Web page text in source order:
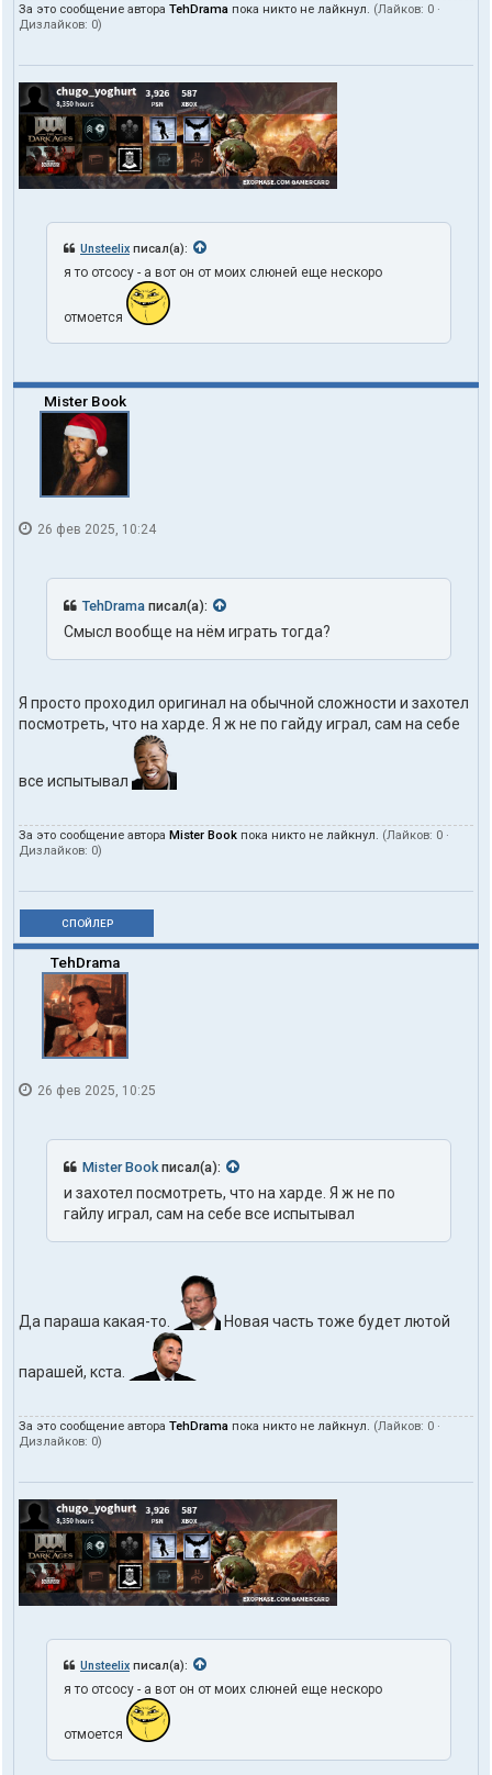
За это сообщение автора TehDrama пока никто не лайкнул. (Лайков: 0 ·
Дизлайков: 0)
Unsteelix писал(а):
я то отсосу - а вот он от моих слюней еще нескоро
отмоется
Mister Book
26 фев 2025, 10:24
TehDrama писал(а):
Смысл вообще на нём играть тогда?
Я просто проходил оригинал на обычной сложности и захотел
посмотреть, что на харде. Я ж не по гайду играл, сам на себе
все испытывал
За это сообщение автора Mister Book пока никто не лайкнул. (Лайков: 0 ·
Дизлайков: 0)
СПОЙЛЕР
TehDrama
26 фев 2025, 10:25
Mister Bookписал(а):
и захотел посмотреть, что на харде. Я ж не по
гайлу играл, сам на себе все испытывал
Да параша какая-то. Новая часть тоже будет лютой
парашей, кста.
За это сообщение автора TehDrama пока никто не лайкнул. (Лайков: 0 ·
Дизлайков: 0)
Unsteelix писал(а):
я то отсосу - а вот он от моих слюней еще нескоро
отмоется